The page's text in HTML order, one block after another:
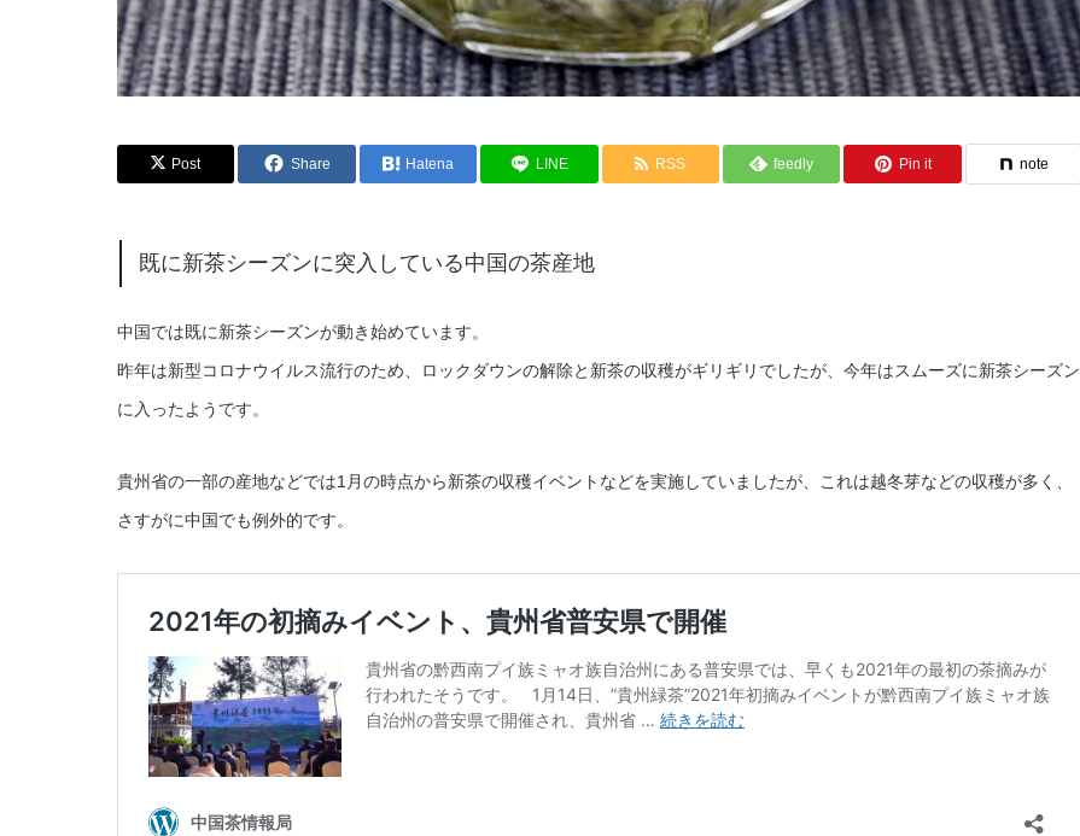
Post Share Hatena LINE RSS feedly Pin it note
既に新茶シーズンに突入している中国の茶産地
中国では既に新茶シーズンが動き始めています。
昨年は新型コロナウイルス流行のため、ロックダウンの解除と新茶の収穫がギリギリでしたが、今年はスムーズに新茶シーズン
に入ったようです。
貴州省の一部の産地などでは1月の時点から新茶の収穫イベントなどを実施していましたが、これは越冬芽などの収穫が多く、
さすがに中国でも例外的です。